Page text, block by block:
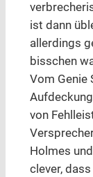
ist dann
allerdings
bisschen
Vom Genie
von
Holmes
clever,